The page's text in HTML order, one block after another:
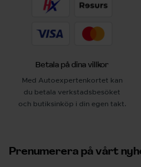
Betala på dina villkor
Med Autoexpertenkortet kan
du betala verkstadsbesöket
och butiksinköp i din egen takt.
Prenumerera på vårt